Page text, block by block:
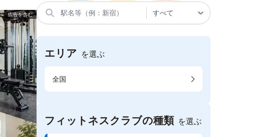
エリア を選ぶ
全国
フィットネスクラブの種類 を選ぶ